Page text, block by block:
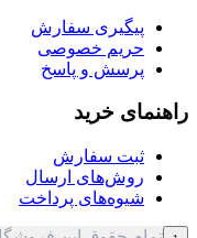
پیگیری سفارش
حریم خصوصی
پرسش و پاسخ
راهنمای خرید
ثبت سفارش
روش‌های ارسال
شیوه‌های پرداخت